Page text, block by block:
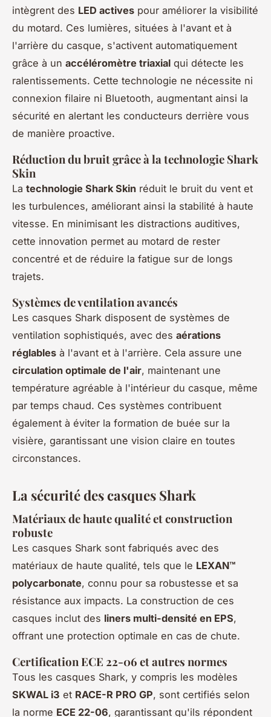
intègrent des LED actives pour améliorer la visibilité
du motard. Ces lumières, situées à l'avant et à
l'arrière du casque, s'activent automatiquement
grâce à un accéléromètre triaxial qui détecte les
ralentissements. Cette technologie ne nécessite ni
connexion filaire ni Bluetooth, augmentant ainsi la
sécurité en alertant les conducteurs derrière vous
de manière proactive.
Réduction du bruit grâce à la technologie Shark
Skin
La technologie Shark Skin réduit le bruit du vent et
les turbulences, améliorant ainsi la stabilité à haute
vitesse. En minimisant les distractions auditives,
cette innovation permet au motard de rester
concentré et de réduire la fatigue sur de longs
trajets.
Systèmes de ventilation avancés
Les casques Shark disposent de systèmes de
ventilation sophistiqués, avec des aérations
réglables à l'avant et à l'arrière. Cela assure une
circulation optimale de l'air, maintenant une
température agréable à l'intérieur du casque, même
par temps chaud. Ces systèmes contribuent
également à éviter la formation de buée sur la
visière, garantissant une vision claire en toutes
circonstances.
La sécurité des casques Shark
Matériaux de haute qualité et construction
robuste
Les casques Shark sont fabriqués avec des
matériaux de haute qualité, tels que le LEXAN™
polycarbonate, connu pour sa robustesse et sa
résistance aux impacts. La construction de ces
casques inclut des liners multi-densité en EPS,
offrant une protection optimale en cas de chute.
Certification ECE 22-06 et autres normes
Tous les casques Shark, y compris les modèles
SKWAL i3 et RACE-R PRO GP, sont certifiés selon
la norme ECE 22-06, garantissant qu'ils répondent